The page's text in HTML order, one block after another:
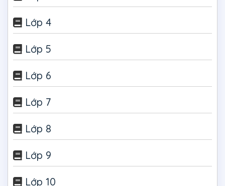
Lớp 4
Lớp 5
Lớp 6
Lớp 7
Lớp 8
Lớp 9
Lớp 10